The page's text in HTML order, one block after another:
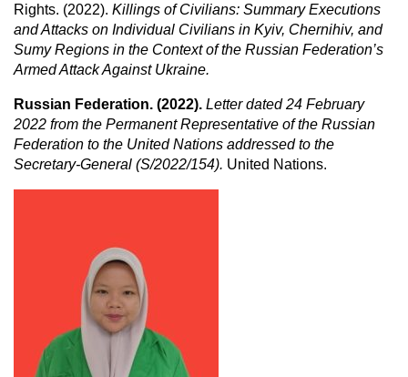
Rights. (2022). Killings of Civilians: Summary Executions
and Attacks on Individual Civilians in Kyiv, Chernihiv, and
Sumy Regions in the Context of the Russian Federation’s
Armed Attack Against Ukraine.
Russian Federation. (2022). Letter dated 24 February
2022 from the Permanent Representative of the Russian
Federation to the United Nations addressed to the
Secretary-General (S/2022/154). United Nations.